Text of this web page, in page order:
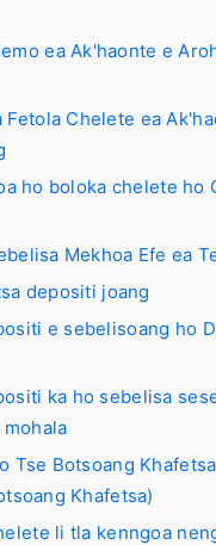
ea Ak'haonte e
Fetola Chelete ea
ho boloka chelete ho
Mekhoa Efe ea
depositi joang
e sebelisoang ho
ka ho sebelisa
mohala
Tse Botsoang
Khafetsa)
li tla kenngoa